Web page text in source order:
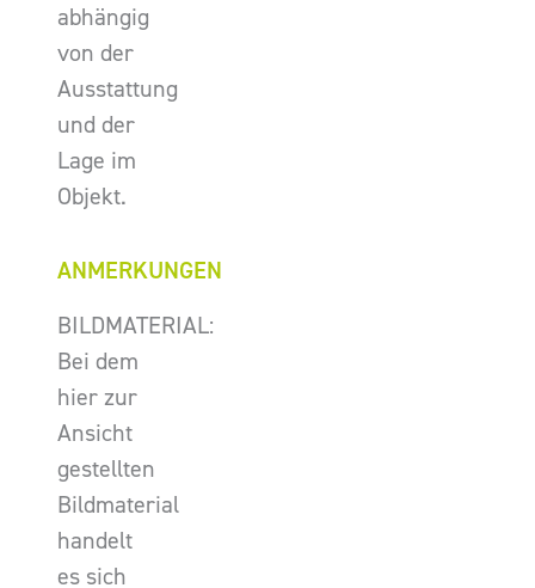
abhängig
von der
Ausstattung
und der
Lage im
Objekt.
ANMERKUNGEN
BILDMATERIAL:
Bei dem
hier zur
Ansicht
gestellten
Bildmaterial
handelt
es sich